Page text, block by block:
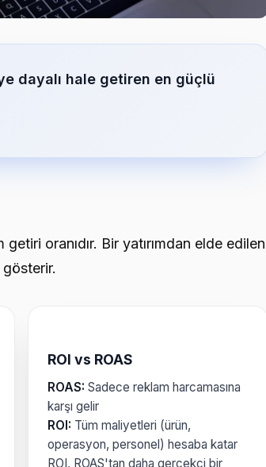
dayalı hale getiren en güçlü
oranıdır. Bir yatırımdan elde edilen
gösterir.
ROI vs ROAS
ROAS: Sadece reklam harcamasına
karşı gelir
ROI: Tüm maliyetleri (ürün,
operasyon, personel) hesaba katar
ROI, ROAS'tan daha gerçekçi bir